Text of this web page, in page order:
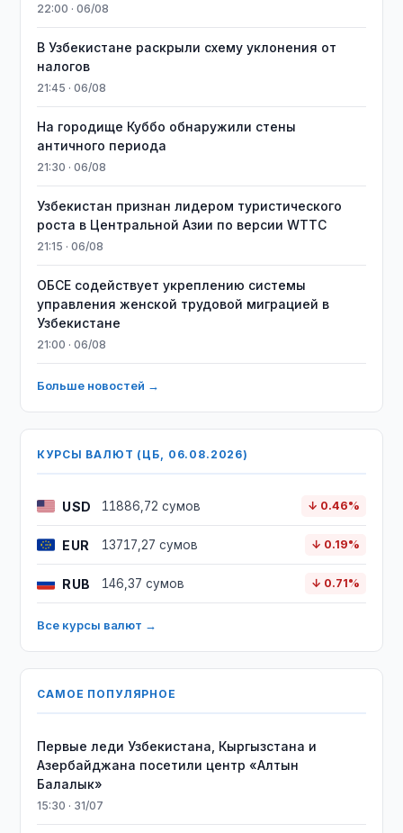
22:00 · 06/08
В Узбекистане раскрыли схему уклонения от
налогов
21:45 · 06/08
На городище Куббо обнаружили стены
античного периода
21:30 · 06/08
Узбекистан признан лидером туристического
роста в Центральной Азии по версии WTTC
21:15 · 06/08
ОБСЕ содействует укреплению системы
управления женской трудовой миграцией в
Узбекистане
21:00 · 06/08
Больше новостей →
КУРСЫ ВАЛЮТ (ЦБ, 06.08.2026)
USD 11886,72 сумов ↓ 0.46%
EUR 13717,27 сумов ↓ 0.19%
RUB 146,37 сумов ↓ 0.71%
Все курсы валют →
САМОЕ ПОПУЛЯРНОЕ
Первые леди Узбекистана, Кыргызстана и
Азербайджана посетили центр «Алтын
Балалык»
15:30 · 31/07